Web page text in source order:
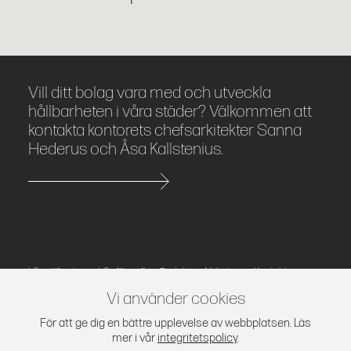
Vi använder cookies
För att ge dig en bättre upplevelse av webbplatsen. Läs
mer i vår integritetspolicy.
Vill ditt bolag vara med och utveckla
hållbarheten i våra städer? Välkommen att
kontakta kontorets chefsarkitekter Sanna
Hederus och Åsa Kallstenius.
Våra tjänster Vår filosofi Projekt Nyheter
Kontakt